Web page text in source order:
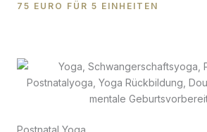
75 EURO FÜR 5 EINHEITEN
Postnatal Yoga